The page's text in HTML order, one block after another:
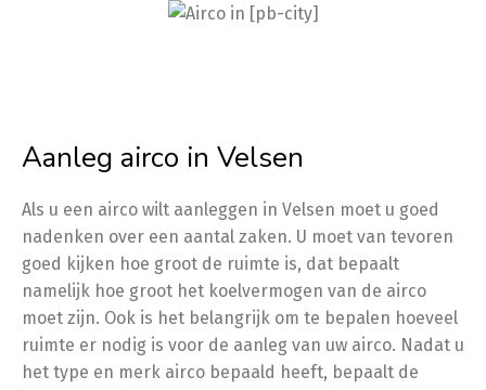
Aanleg airco in Velsen
Als u een airco wilt aanleggen in Velsen moet u goed
nadenken over een aantal zaken. U moet van tevoren
goed kijken hoe groot de ruimte is, dat bepaalt
namelijk hoe groot het koelvermogen van de airco
moet zijn. Ook is het belangrijk om te bepalen hoeveel
ruimte er nodig is voor de aanleg van uw airco. Nadat u
het type en merk airco bepaald heeft, bepaalt de